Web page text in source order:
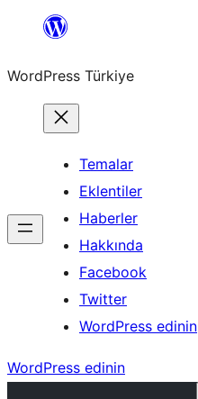
İçeriğe
WordPress Türkiye
Temalar
Eklentiler
Haberler
Hakkında
Facebook
Twitter
WordPress edinin
WordPress edinin